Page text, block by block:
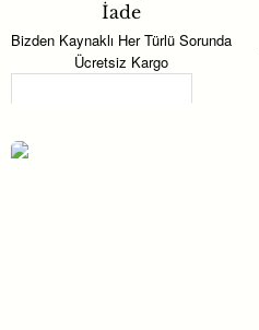
İade
Bizden Kaynaklı Her Türlü Sorunda
Ücretsiz Kargo